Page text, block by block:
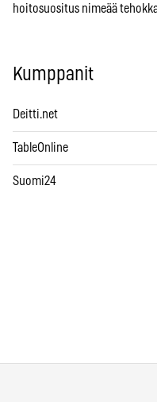
hoitosuositus nimeää
Kumppanit
Deitti.net
TableOnline
Suomi24